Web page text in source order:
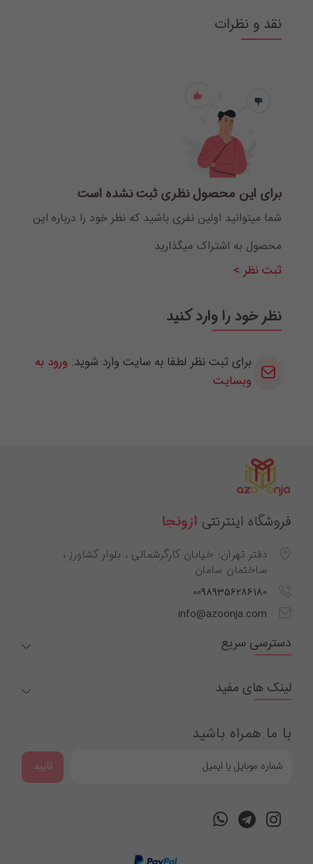
نقد و نظرات
برای این محصول نظری ثبت نشده است
شما میتوانید اولین نفری باشید که نظر خود را درباره این
محصول به اشتراک میگذارید
ثبت نظر >
نظر خود را وارد کنید
برای ثبت نظر لطفا به سایت وارد شوید. ورود به
وبسایت
فروشگاه اینترنتی ازونجا
دفتر تهران: خیابان کارگرشمالی ، بلوار کشاورز ،
ساختمان سامان
00989356286180
info@azoonja.com
دسترسی سریع
لینک های مفید
با ما همراه باشید
تایید